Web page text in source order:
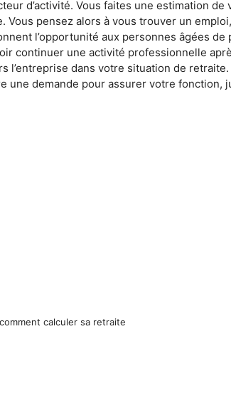
d’activité. Vous faites une estimation
Vous pensez alors à vous trouver un
l’opportunité aux personnes âgées
continuer une activité professionnelle
l’entreprise dans votre situation de
une demande pour assurer votre fonction,
calculer sa retraite